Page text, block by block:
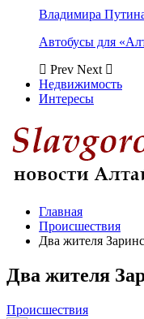
Владимира
Автобусы для
Prev Next
Недвижимость
Интересы
Главная
Происшествия
Два жителя
Два жителя
Происшествия